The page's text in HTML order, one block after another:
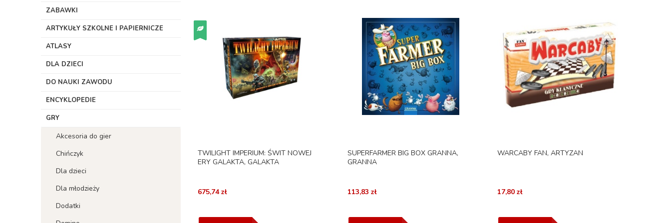
ZABAWKI
ARTYKUŁY SZKOLNE I PAPIERNICZE
ATLASY
DLA DZIECI
DO NAUKI ZAWODU
ENCYKLOPEDIE
GRY
Akcesoria do gier
Chińczyk
Dla dzieci
Dla młodzieży
Dodatki
TWILIGHT IMPERIUM: ŚWIT NOWEJ
ERY GALAKTA, GALAKTA
675,74 zł
SUPERFARMER BIG BOX GRANNA,
GRANNA
113,83 zł
WARCABY FAN, ARTYZAN
17,80 zł